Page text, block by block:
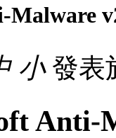
小發表
Anti-